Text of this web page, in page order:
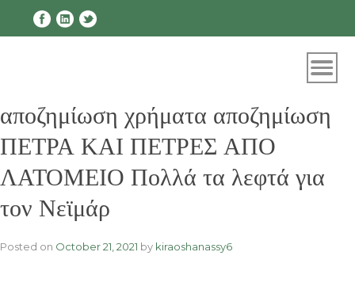
αποζημίωση χρήματα αποζημίωση
ΠΕΤΡΑ ΚΑΙ ΠΕΤΡΕΣ ΑΠΟ
ΛΑΤΟΜΕΙΟ Πολλά τα λεφτά για
τον Νεϊμάρ
Posted on October 21, 2021 by kiraoshanassy6